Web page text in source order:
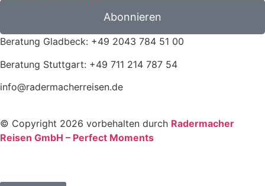
Abonnieren
Beratung Gladbeck: +49 2043 784 51 00
Beratung Stuttgart: +49 711 214 787 54
info@radermacherreisen.de
© Copyright 2026 vorbehalten durch Radermacher
Reisen GmbH – Perfect Moments